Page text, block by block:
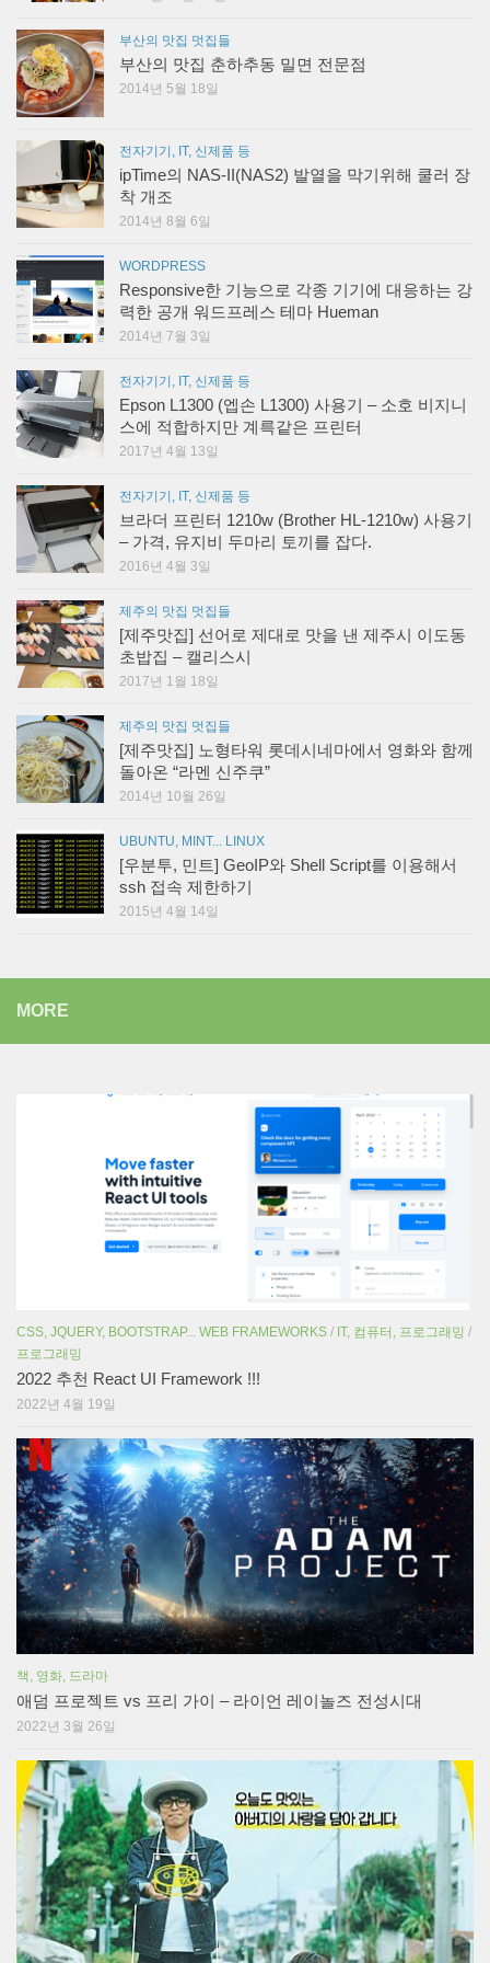
부산의 맛집 멋집들
부산의 맛집 춘하추동 밀면 전문점
2014년 5월 18일
전자기기, IT, 신제품 등
ipTime의 NAS-II(NAS2) 발열을 막기위해 쿨러 장
착 개조
2014년 8월 6일
WORDPRESS
Responsive한 기능으로 각종 기기에 대응하는 강
력한 공개 워드프레스 테마 Hueman
2014년 7월 3일
전자기기, IT, 신제품 등
Epson L1300 (엡손 L1300) 사용기 – 소호 비지니
스에 적합하지만 계륵같은 프린터
2017년 4월 13일
전자기기, IT, 신제품 등
브라더 프린터 1210w (Brother HL-1210w) 사용기
– 가격, 유지비 두마리 토끼를 잡다.
2016년 4월 3일
제주의 맛집 멋집들
[제주맛집] 선어로 제대로 맛을 낸 제주시 이도동
초밥집 – 캘리스시
2017년 1월 18일
제주의 맛집 멋집들
[제주맛집] 노형타워 롯데시네마에서 영화와 함께
돌아온 “라멘 신주쿠”
2014년 10월 26일
UBUNTU, MINT... LINUX
[우분투, 민트] GeoIP와 Shell Script를 이용해서
ssh 접속 제한하기
2015년 4월 14일
MORE
CSS, JQUERY, BOOTSTRAP... WEB FRAMEWORKS / IT, 컴퓨터, 프로그래밍 /
프로그래밍
2022 추천 React UI Framework !!!
2022년 4월 19일
책, 영화, 드라마
애덤 프로젝트 vs 프리 가이 – 라이언 레이놀즈 전성시대
2022년 3월 26일